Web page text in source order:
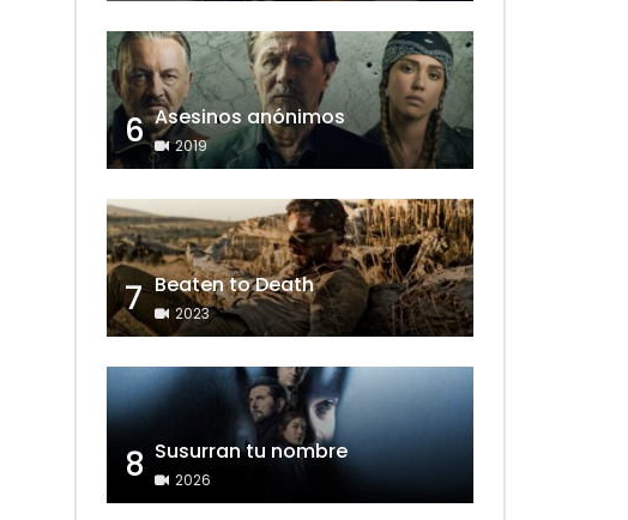
6 Asesinos anónimos
2019
7 Beaten to Death
2023
8 Susurran tu nombre
2026